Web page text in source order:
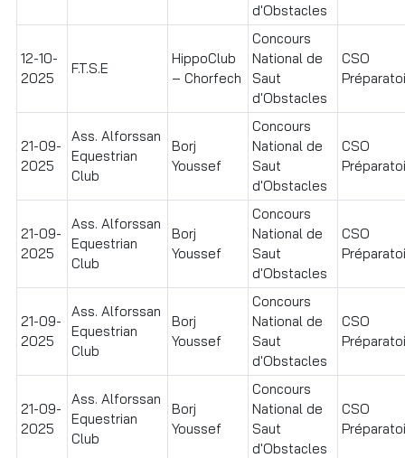
d'Obstacles
12-10-
2025
F.T.S.E
HippoClub
– Chorfech
Concours
National de
Saut
d'Obstacles
CSO
21-09-
2025
Ass. Alforssan
Equestrian
Club
Borj
Youssef
Concours
National de
Saut
d'Obstacles
CSO
21-09-
2025
Ass. Alforssan
Equestrian
Club
Borj
Youssef
Concours
National de
Saut
d'Obstacles
CSO
21-09-
2025
Ass. Alforssan
Equestrian
Club
Borj
Youssef
Concours
National de
Saut
d'Obstacles
CSO
21-09-
2025
Ass. Alforssan
Equestrian
Club
Borj
Youssef
Concours
National de
Saut
d'Obstacles
CSO